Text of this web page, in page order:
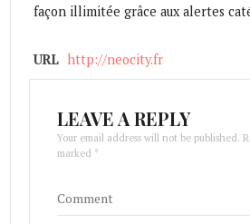
façon illimitée grâce aux alertes
URL http://neocity.fr
LEAVE A REPLY
Your email address will not be published.
marked *